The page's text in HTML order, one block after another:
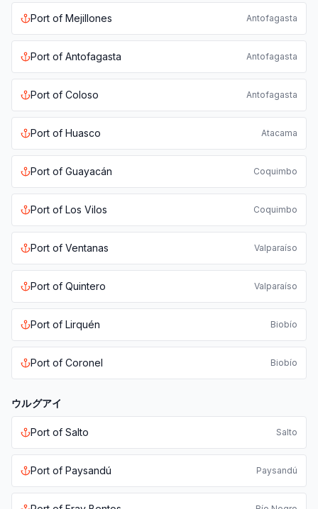
Port of Mejillones Antofagasta
Port of Antofagasta Antofagasta
Port of Coloso Antofagasta
Port of Huasco Atacama
Port of Guayacán Coquimbo
Port of Los Vilos Coquimbo
Port of Ventanas Valparaíso
Port of Quintero Valparaíso
Port of Lirquén Biobío
Port of Coronel Biobío
ウルグアイ
Port of Salto Salto
Port of Paysandú Paysandú